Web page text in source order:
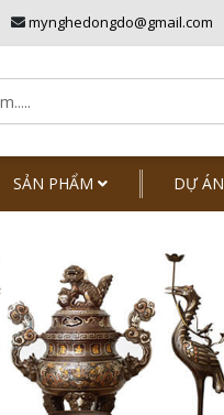
mynghedongdo@gmail.com
SẢN PHẨM DỰ ÁN